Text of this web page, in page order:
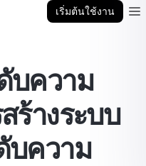
เริ่มต้นใช้งาน
บความ
ร้างระบบ
บความ